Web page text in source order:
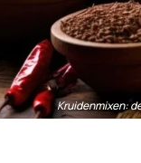
Kruidenmixen: